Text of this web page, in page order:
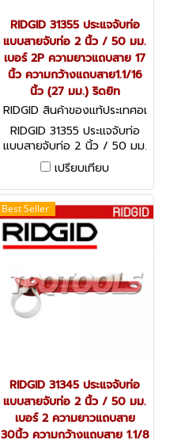
RIDGID 31355 ประแจจับท่อ
แบบสายจับท่อ 2 นิ้ว / 50 มม.
เบอร์ 2P ความยาวแถบสาย 17
นิ้ว ความกว้างแถบสาย1.1/16
นิ้ว (27 มม.) ริดยิท
RIDGID สินค้าของแท้ประเทศอเ
มริกา 31355
RIDGID 31355 ประแจจับท่อ
แบบสายจับท่อ 2 นิ้ว / 50 มม.
เบอร์ 2P ความยาวแถบสาย 17
นิ้ว ความกว้างแถบสาย1.1/16
นิ้ว (27 มม.) ริดยิท
เปรียบเทียบ
Best Seller
RIDGID 31345 ประแจจับท่อ
แบบสายจับท่อ 2 นิ้ว / 50 มม.
เบอร์ 2 ความยาวแถบสาย
30นิ้ว ความกว้างแถบสาย 1.1/8